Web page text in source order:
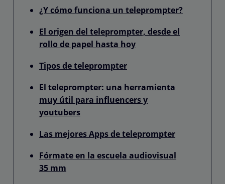
¿Y cómo funciona un teleprompter?
El origen del teleprompter, desde el
rollo de papel hasta hoy
Tipos de teleprompter
El teleprompter: una herramienta
muy útil para influencers y
youtubers
Las mejores Apps de teleprompter
Fórmate en la escuela audiovisual
35 mm